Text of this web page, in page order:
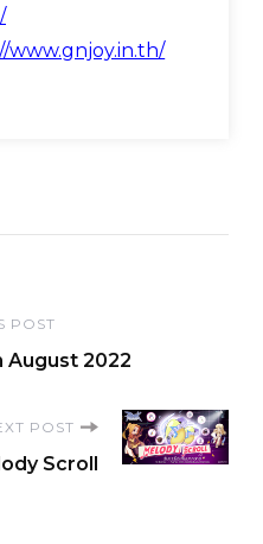
www.gnjoy.in.th/
POST
August 2022
POST
Scroll